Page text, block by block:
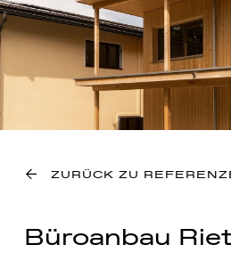
ZURÜCK ZU
Büroanbau